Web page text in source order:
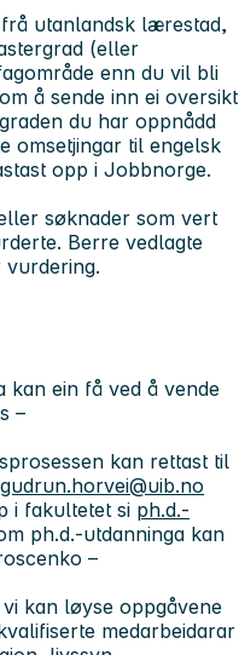
utanlandsk lærestad,
(eller
enn du vil bli
å sende inn ei oversikt
du har oppnådd
omsetjingar til engelsk
opp i Jobbnorge.
søknader som vert
Berre vedlagte
ein få ved å vende
–
kan rettast til
gudrun.horvei@uib.no
i fakultetet si ph.d.-
ph.d.-utdanninga kan
–
kan løyse oppgåvene
medarbeidarar